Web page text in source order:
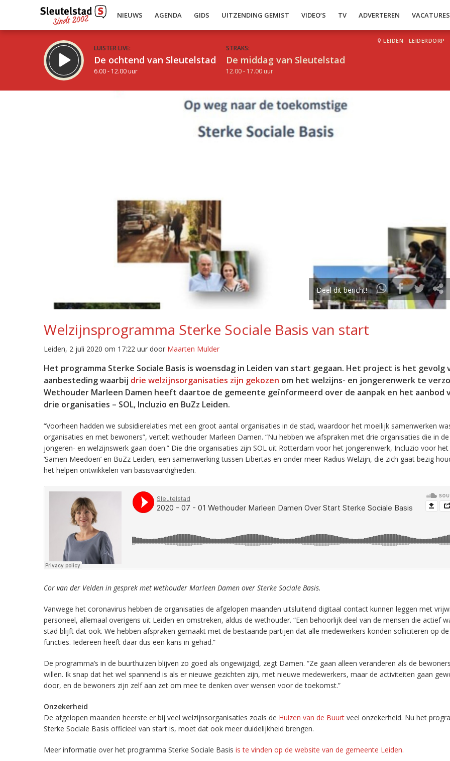
NIEUWS AGENDA GIDS UITZENDING GEMIST VIDEO’S TV ADVERTEREN VACATURES
LUISTER LIVE:
De ochtend van Sleutelstad
6.00 - 12.00 uur
STRAKS:
De middag van Sleutelstad
12.00 - 17.00 uur
LEIDEN · LEIDERDORP ·
Deel dit bericht!
Welzijnsprogramma Sterke Sociale Basis van start
Leiden, 2 juli 2020 om 17:22 uur door Maarten Mulder
Het programma Sterke Sociale Basis is woensdag in Leiden van start gegaan. Het project is het gevolg
aanbesteding waarbij drie welzijnsorganisaties zijn gekozen om het welzijns- en jongerenwerk te
Wethouder Marleen Damen heeft daartoe de gemeente geïnformeerd over de aanpak en het aanbod
drie organisaties – SOL, Incluzio en BuZz Leiden.
“Voorheen hadden we subsidierelaties met een groot aantal organisaties in de stad, waardoor het moeilijk samenwerken
organisaties en met bewoners”, vertelt wethouder Marleen Damen. “Nu hebben we afspraken met drie organisaties die in
jongeren- en welzijnswerk gaan doen.” Die drie organisaties zijn SOL uit Rotterdam voor het jongerenwerk, Incluzio voor
‘Samen Meedoen’ en BuZz Leiden, een samenwerking tussen Libertas en onder meer Radius Welzijn, die zich gaat bezig
het helpen ontwikkelen van basisvaardigheden.
Cor van der Velden in gesprek met wethouder Marleen Damen over Sterke Sociale Basis.
Vanwege het coronavirus hebben de organisaties de afgelopen maanden uitsluitend digitaal contact kunnen leggen met
personeel, allemaal overigens uit Leiden en omstreken, aldus de wethouder. “Een behoorlijk deel van de mensen die actief
stad blijft dat ook. We hebben afspraken gemaakt met de bestaande partijen dat alle medewerkers konden solliciteren op
functies. Iedereen heeft daar dus een kans in gehad.”
De programma’s in de buurthuizen blijven zo goed als ongewijzigd, zegt Damen. “Ze gaan alleen veranderen als de
willen. Ik snap dat het wel spannend is als er nieuwe gezichten zijn, met nieuwe medewerkers, maar de activiteiten gaan
door, en de bewoners zijn zelf aan zet om mee te denken over wensen voor de toekomst.”
Onzekerheid
De afgelopen maanden heerste er bij veel welzijnsorganisaties zoals de Huizen van de Buurt veel onzekerheid. Nu het
Sterke Sociale Basis officieel van start is, moet dat ook meer duidelijkheid brengen.
Meer informatie over het programma Sterke Sociale Basis is te vinden op de website van de gemeente Leiden.